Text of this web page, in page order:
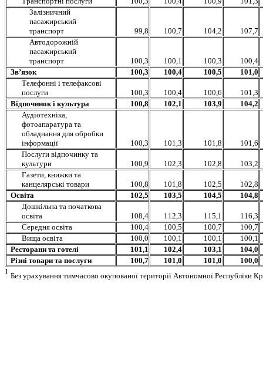
Залізничний
пасажирський
транспорт
99,8 100,7 104,2
107,7
Автодорожній
пасажирський
транспорт
100,3 100,1 100,3
100,4
Зв’язок
100,3 100,4 100,5
101,0
Телефонні і телефаксові
послуги
100,3 100,4 100,6
101,3
Відпочинок і культура
100,8 102,1 103,9
104,2
Аудіотехніка,
фотоапаратура та
обладнання для обробки
інформації
100,3 101,3 101,8
101,6
Послуги відпочинку та
культури
100,9 102,3 102,8
103,2
Газети, книжки та
канцелярські товари
100,8 101,8 102,5
102,8
Освіта
102,5 103,5 104,5
104,8
Дошкільна та початкова
освіта
108,4 112,3 115,1
116,3
Середня освіта
100,4 100,5 100,7
100,7
Вища освіта
100,0 100,1 100,1
100,1
Ресторани та готелі
101,1 102,4 103,1
104,0
Різні товари та послуги
100,7 101,0 101,0
100,0
1 Без урахування тимчасово окупованої території Автономної Республіки